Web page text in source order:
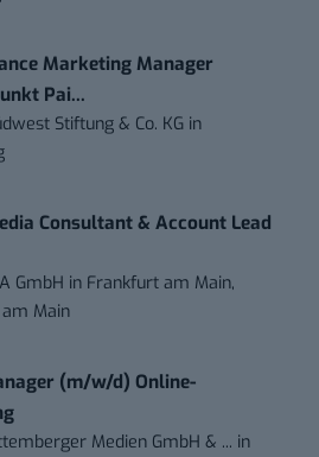
Marketing Manager
Pai...
Stiftung & Co. KG in
Consultant & Account Lead
GmbH in Frankfurt am Main,
Main
(m/w/d) Online-
Medien GmbH & ... in